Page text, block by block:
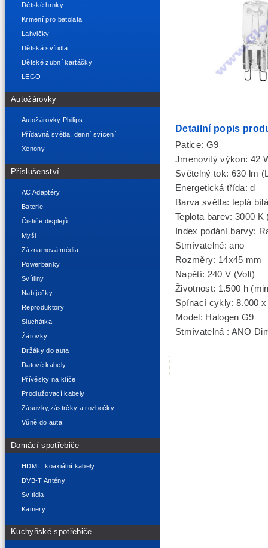
Dětské hrnky
Krmení pro batolata
Lahvičky
Dětská svítidla
Dětské zubní kartáčky
LEGO
Autožárovky
Autožárovky Philips
Přídavná světla, denní svícení
Xenony
Příslušenství
AC Adaptéry
Baterie
Čističe displejů
Myši
Záznamová média
Powerbanky
Svítilny
Nabíječky
Reproduktory
Sluchátka
Žárovky
Držáky do auta
Datové kabely
Přívěsky na klíče
Prodlužovací kabely
Zásuvky,zástrčky a rozbočky
Vůně do auta
Domácí spotřebiče
HDMI , koaxiální kabely
DVB-T Antény
Svítidla
Kamery
Kuchyňské spotřebiče
Detailní popis
Patice: G9
Jmenovitý výkon: 42
Světelný tok: 630 lm
Energetická třída: d
Barva světla: teplá
Teplota barev: 3000 K
Index podání barvy:
Stmívatelné: ano
Rozměry: 14x45 mm
Napětí: 240 V (Volt)
Životnost: 1.500 h
Spínací cykly: 8.000
Model: Halogen G9
Stmívatelná : ANO